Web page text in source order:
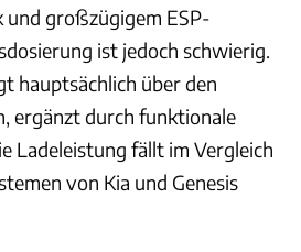
und großzügigem ESP-
ist jedoch schwierig.
hauptsächlich über den
ergänzt durch funktionale
Ladeleistung fällt im Vergleich
von Kia und Genesis